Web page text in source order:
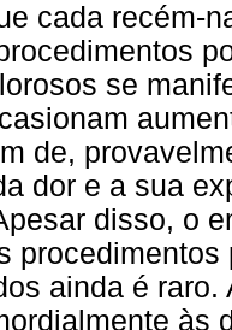
cada recém-
se
de,
dor e a sua
disso, o
ainda é
às